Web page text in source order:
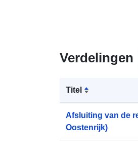
Verdelingen
Titel
Afsluiting van de
Oostenrijk)